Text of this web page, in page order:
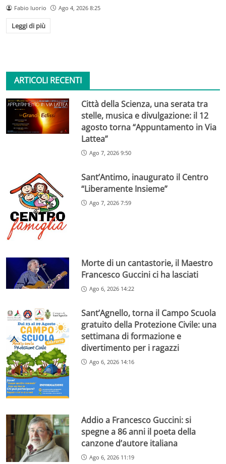
Fabio Iuorio Ago 4, 2026 8:25
Leggi di più
ARTICOLI RECENTI
Città della Scienza, una serata tra
stelle, musica e divulgazione: il 12
agosto torna “Appuntamento in Via
Lattea”
Ago 7, 2026 9:50
Sant’Antimo, inaugurato il Centro
“Liberamente Insieme”
Ago 7, 2026 7:59
Morte di un cantastorie, il Maestro
Francesco Guccini ci ha lasciati
Ago 6, 2026 14:22
Sant’Agnello, torna il Campo Scuola
gratuito della Protezione Civile: una
settimana di formazione e
divertimento per i ragazzi
Ago 6, 2026 14:16
Addio a Francesco Guccini: si
spegne a 86 anni il poeta della
canzone d’autore italiana
Ago 6, 2026 11:19